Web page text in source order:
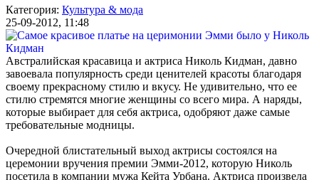
Категория: Культура & мода
25-09-2012, 11:48
Австралийская красавица и актриса Николь Кидман, давно
завоевала популярность среди ценителей красоты благодаря
своему прекрасному стилю и вкусу. Не удивительно, что ее
стилю стремятся многие женщины со всего мира. А наряды,
которые выбирает для себя актриса, одобряют даже самые
требовательные модницы.
Очередной блистательный выход актрисы состоялся на
церемонии вручения премии Эмми-2012, которую Николь
посетила в компании мужа Кейта Урбана. Актриса произвела